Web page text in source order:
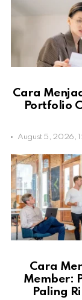
Cara
Portfolio
August 5, 2026,
Cara
Member:
Paling